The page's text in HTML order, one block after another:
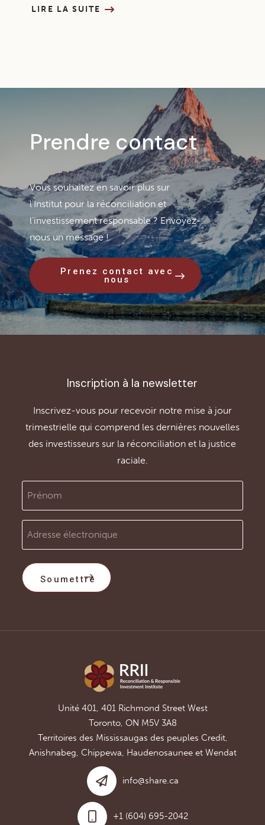
LIRE LA SUITE
Prendre contact
Vous souhaitez en savoir plus sur
l'Institut pour la réconciliation et
l'investissement responsable ? Envoyez-
nous un message !
Prenez contact avec
nous
Inscription à la newsletter
Inscrivez-vous pour recevoir notre mise à jour
trimestrielle qui comprend les dernières nouvelles
des investisseurs sur la réconciliation et la justice
raciale.
Prénom
Adresse
électronique
Unité 401, 401 Richmond Street West
Toronto, ON M5V 3A8
Territoires des Mississaugas des peuples Credit,
Anishnabeg, Chippewa, Haudenosaunee et Wendat
info@share.ca
+1 (604) 695-2042